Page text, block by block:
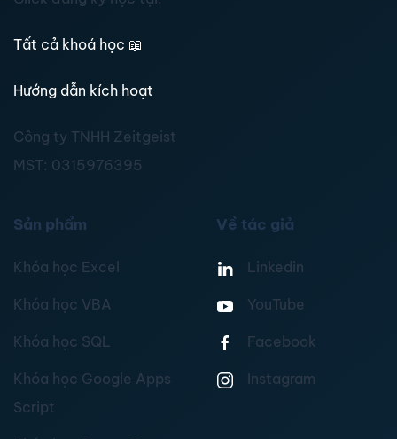
Tất cả khoá học 📖
Hướng dẫn kích hoạt
Công ty TNHH Zeitgeist
MST: 0315976395
Sản phẩm
Khóa học Excel
Khóa học VBA
Khóa học SQL
Khóa học Google Apps
Script
Về tác giả
Linkedin
YouTube
Facebook
Instagram